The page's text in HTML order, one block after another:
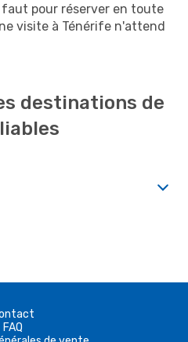
pour réserver en toute
visite à Ténérife n'attend
destinations de
FAQ